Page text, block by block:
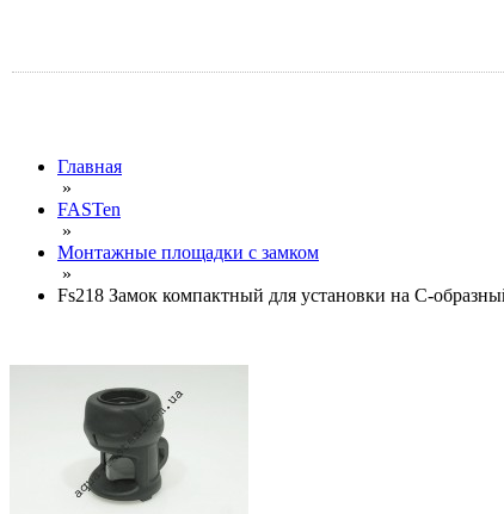
Главная
»
FASTen
»
Монтажные площадки с замком
»
Fs218 Замок компактный для установки на С-